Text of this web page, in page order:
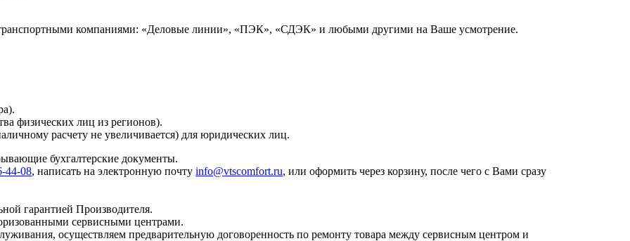
компаниями: «Деловые линии», «ПЭК», «СДЭК» и любыми другими на Ваше усмотрение.
физических лиц из регионов).
расчету не увеличивается) для юридических лиц.
бухгалтерские документы.
44-08, написать на электронную почту info@vtscomfort.ru, или оформить через корзину, после чего с Вами сразу
гарантией Производителя.
сервисными центрами.
осуществляем предварительную договоренность по ремонту товара между сервисным центром и